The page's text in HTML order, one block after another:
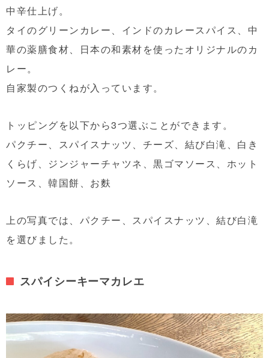
中辛仕上げ。
タイのグリーンカレー、インドのカレースパイス、中
華の薬膳食材、日本の和素材を使ったオリジナルのカ
レー。
自家製のつくねが入っています。
トッピングを以下から3つ選ぶことができます。
パクチー、スパイスナッツ、チーズ、結び白滝、白き
くらげ、ジンジャーチャツネ、黒ゴマソース、ホット
ソース、韓国餅、お麩
上の写真では、パクチー、スパイスナッツ、結び白滝
を選びました。
スパイシーキーマカレエ